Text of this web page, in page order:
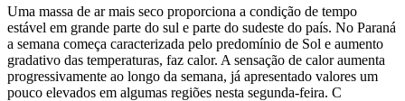
Uma massa de ar mais seco proporciona a condição de tempo
estável em grande parte do sul e parte do sudeste do país. No Paraná
a semana começa caracterizada pelo predomínio de Sol e aumento
gradativo das temperaturas, faz calor. A sensação de calor aumenta
progressivamente ao longo da semana, já apresentado valores um
pouco elevados em algumas regiões nesta segunda-feira. C